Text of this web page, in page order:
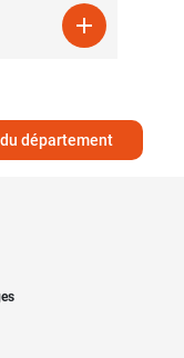

département